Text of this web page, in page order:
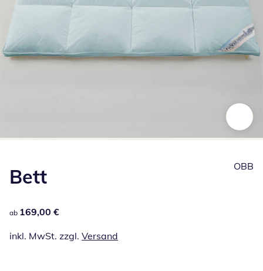
Bett
169,00 €
ab 169,00 €
inkl. MwSt. zzgl. Versand
OBB